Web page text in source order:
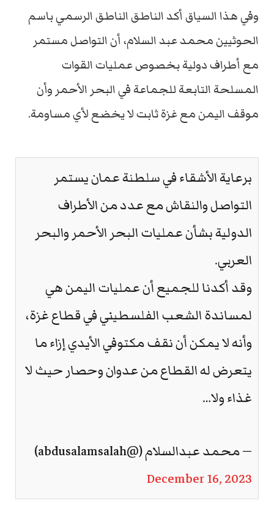
وفي هذا السياق أكد الناطق الناطق الرسمي باسم
الحوثيين محمد عبد السلام، أن التواصل مستمر
مع أطراف دولية بخصوص عمليات القوات
المسلحة التابعة للجماعة في البحر الأحمر وأن
موقف اليمن مع غزة ثابت لا يخضع لأي مساومة.
برعاية الأشقاء في سلطنة عمان يستمر
التواصل والنقاش مع عدد من الأطراف
الدولية بشأن عمليات البحر الأحمر والبحر
العربي.
وقد أكدنا للجميع أن عمليات اليمن هي
لمساندة الشعب الفلسطيني في قطاع غزة،
وأنه لا يمكن أن نقف مكتوفي الأيدي إزاء ما
يتعرض له القطاع من عدوان وحصار حيث لا
غذاء ولا…
— محمد عبدالسلام (@abdusalamsalah)
December 16, 2023